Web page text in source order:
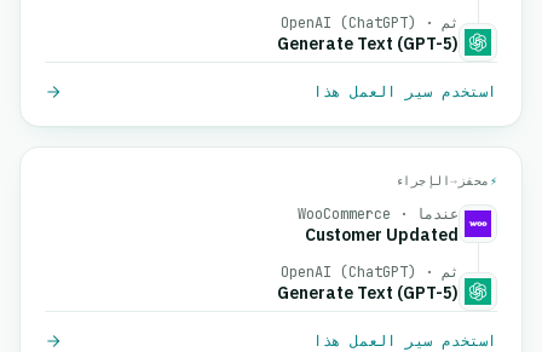
ثم · OpenAI (ChatGPT)
Generate Text (GPT-5)
استخدم سير العمل هذا
⚡ محفز →الإجراء
عندما · WooCommerce
Customer Updated
ثم · OpenAI (ChatGPT)
Generate Text (GPT-5)
استخدم سير العمل هذا